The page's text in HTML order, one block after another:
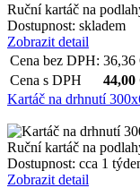
Ruční kartáč na
Dostupnost: skladem
Zobrazit detail
Cena bez DPH: 36,36
Cena s DPH
44,00
Kartáč na drhnutí
Ruční kartáč na
Dostupnost: cca 1
Zobrazit detail